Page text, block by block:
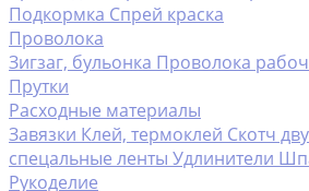
Подкормка Спрей краска
Проволока
Зигзаг, бульонка Проволока
Прутки
Расходные материалы
Завязки Клей, термоклей Скотч
спецальные ленты Удлинители
Рукоделие